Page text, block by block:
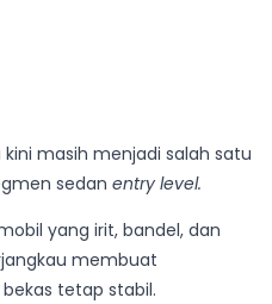
masih menjadi salah satu
sedan entry level.
yang irit, bandel, dan
membuat
tetap stabil.